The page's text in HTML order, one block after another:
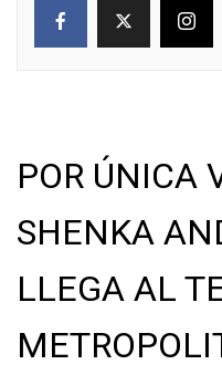
POR ÚNICA
SHENKA
LLEGA AL